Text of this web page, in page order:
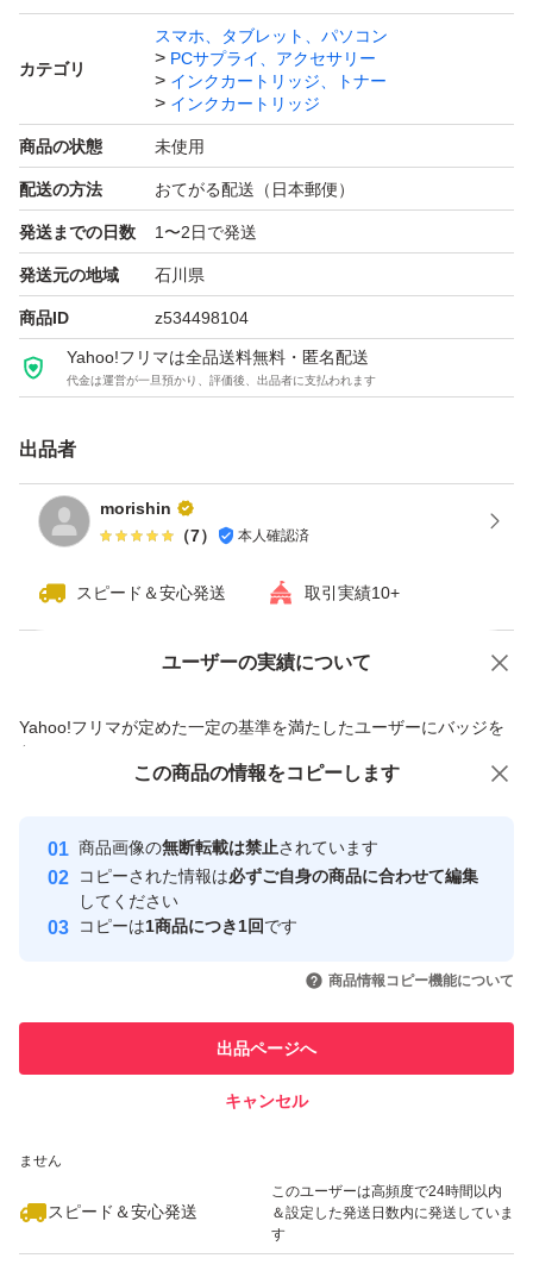
カテゴリ
スマホ、タブレット、パソコン
PCサプライ、アクセサリー
インクカートリッジ、トナー
インクカートリッジ
商品の状態 未使用
配送の方法 おてがる配送（日本郵便）
発送までの日数 1〜2日で発送
発送元の地域 石川県
商品ID z534498104
Yahoo!フリマは全品送料無料・匿名配送
代金は運営が一旦預かり、評価後、出品者に支払われます
出品者
morishin
（7） 本人確認済
スピード＆安心発送 取引実績10+
ユーザーの実績について
Yahoo!フリマが定めた一定の基準を満たしたユーザーにバッジを
付与しています
安心取引出品者
心・安全なユーザーです
取引実績
引を完了させた実績があります
での取引実績があります
ません
スピード＆安心発送
このユーザーは高頻度で24時間以内
＆設定した発送日数内に発送していま
す
価格の相談 商品への質問
この商品の情報をコピーします
商品画像の無断転載は禁止されています
コピーされた情報は必ずご自身の商品に合わせて編集
してください
コピーは1商品につき1回です
商品情報コピー機能について
出品ページへ
キャンセル
この商品をみている人にオススメ